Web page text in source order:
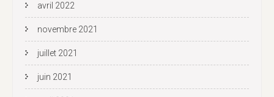
avril 2022
novembre 2021
juillet 2021
juin 2021